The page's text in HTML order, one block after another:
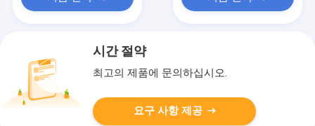
시간 절약
최고의 제품에 문의하십시오.
요구 사항 제공